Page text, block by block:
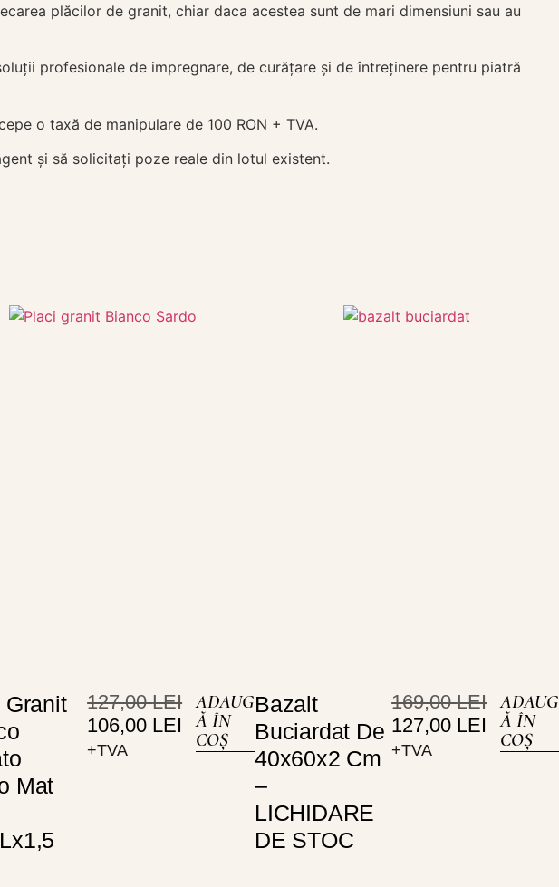
plăcilor de granit, chiar daca acestea sunt de mari dimensiuni sau au
profesionale de impregnare, de curățare și de întreținere pentru piatră
o taxă de manipulare de 100 RON + TVA.
și să solicitați poze reale din lotul existent.
Granit
Mat
127,00LEI
106,00 LEI
+TVA
ADAUG
Ă ÎN
COȘ
Bazalt
Buciardat De
40x60x2 Cm
–
LICHIDARE
DE STOC
169,00LEI
127,00 LEI
+TVA
ADAUG
Ă ÎN
COȘ